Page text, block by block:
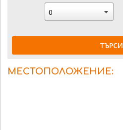
ТЪРСИ
МЕСТОПОЛОЖЕНИЕ: